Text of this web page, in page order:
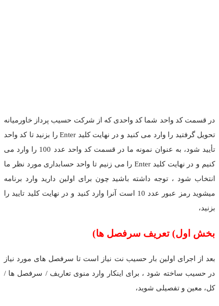
در قسمت کد واحد شما کد واحدی که از شرکت حسیب پرداز خاورمیانه
تحویل گرفتید را وارد می کنید و در نهایت کلید Enter را بزنید تا کد واحد
تأیید شود، به عنوان نمونه ما در قسمت کد واحد عدد 100 را وارد می
کنیم و در نهایت کلید Enter را می زنیم تا واحد حسابداری مورد نظر ما
انتخاب شود ، توجه داشته باشید چون برای اولین دارید وارد برنامه
میشوید رمز عبور عدد 10 است آنرا وارد کنید و در نهایت کلید تایید را
بزنید،
بخش اول) تعریف سرفصل ها)
بعد از اجرای اولین بار حسیب نت نیاز است تا سرفصل های مورد نیاز
در حسیب ساخته شود ، برای اینکار وارد منوی تعاریف / سرفصل ها /
کل، معین و تفصیلی شوید،